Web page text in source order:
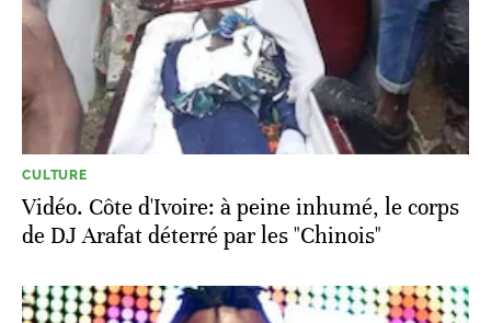
CULTURE
Vidéo. Côte d'Ivoire: à peine inhumé, le corps
de DJ Arafat déterré par les "Chinois"